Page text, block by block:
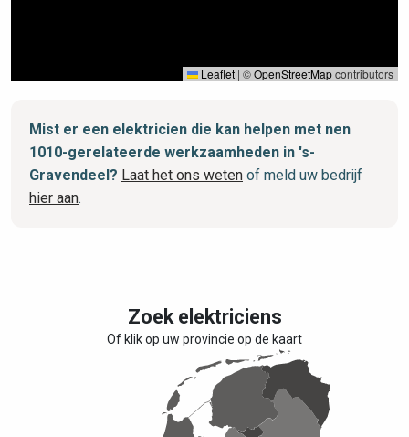
Leaflet | ©OpenStreetMapcontributors
Mist er een elektricien die kan helpen met nen
1010-gerelateerde werkzaamheden in 's-
Gravendeel? Laat het ons weten of meld uw bedrijf
hier aan.
Zoek elektriciens
Of klik op uw provincie op de kaart